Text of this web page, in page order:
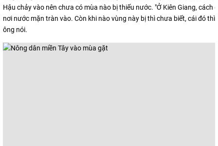
Hậu chảy vào nên chưa có mùa nào bị thiếu nước. "Ở Kiên Giang, cách
nơi nước mặn tràn vào. Còn khi nào vùng này bị thì chưa biết, cái đó thì
ông nói.